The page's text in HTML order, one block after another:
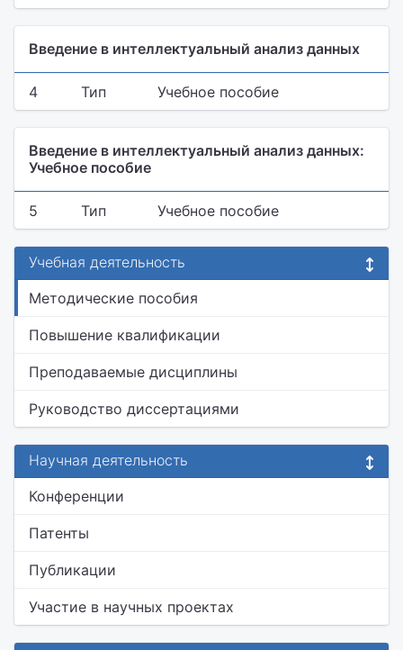
Введение в интеллектуальный анализ данных
4 Тип Учебное пособие
Введение в интеллектуальный анализ данных:
Учебное пособие
5 Тип Учебное пособие
Учебная деятельность
Методические пособия
Повышение квалификации
Преподаваемые дисциплины
Руководство диссертациями
Научная деятельность
Конференции
Патенты
Публикации
Участие в научных проектах